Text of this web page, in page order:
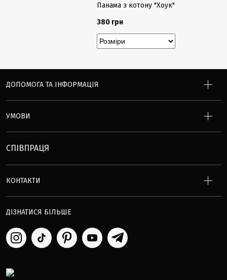
Панама з котону "Хоук"
380 грн
ДОПОМОГА ТА ІНФОРМАЦІЯ
УМОВИ
СПІВПРАЦЯ
КОНТАКТИ
ДІЗНАТИСЯ БІЛЬШЕ